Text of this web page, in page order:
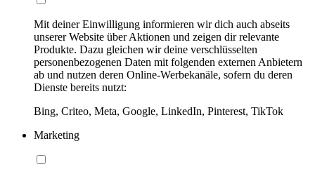
Mit deiner Einwilligung informieren wir dich auch abseits
unserer Website über Aktionen und zeigen dir relevante
Produkte. Dazu gleichen wir deine verschlüsselten
personenbezogenen Daten mit folgenden externen Anbietern
ab und nutzen deren Online-Werbekanäle, sofern du deren
Dienste bereits nutzt:
Bing, Criteo, Meta, Google, LinkedIn, Pinterest, TikTok
Marketing